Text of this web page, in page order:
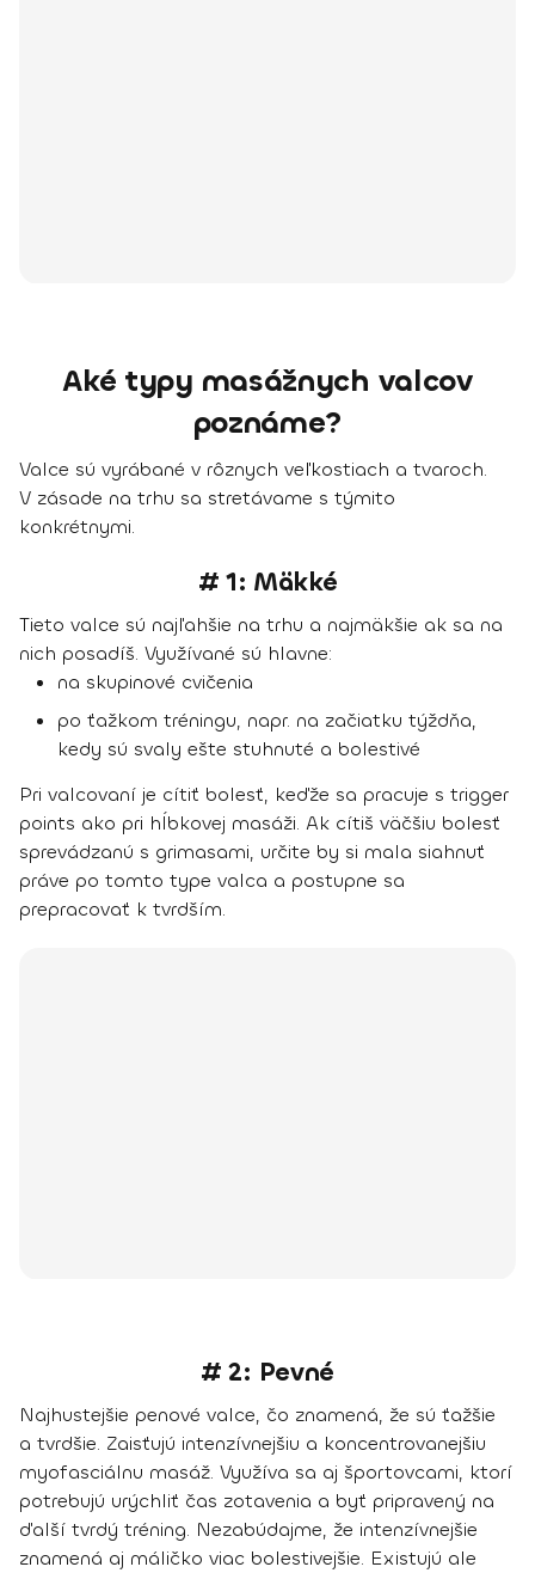
Aké typy masážnych valcov
poznáme?
Valce sú vyrábané v rôznych veľkostiach a tvaroch.
V zásade na trhu sa stretávame s týmito
konkrétnymi.
# 1: Mäkké
Tieto valce sú najľahšie na trhu a najmäkšie ak sa na
nich posadíš. Využívané sú hlavne:
na skupinové cvičenia
po ťažkom tréningu, napr. na začiatku týždňa,
kedy sú svaly ešte stuhnuté a bolestivé
Pri valcovaní je cítiť bolesť, keďže sa pracuje s trigger
points ako pri hĺbkovej masáži. Ak cítiš väčšiu bolesť
sprevádzanú s grimasami, určite by si mala siahnuť
práve po tomto type valca a postupne sa
prepracovať k tvrdším.
# 2: Pevné
Najhustejšie penové valce, čo znamená, že sú ťažšie
a tvrdšie. Zaisťujú intenzívnejšiu a koncentrovanejšiu
myofasciálnu masáž. Využíva sa aj športovcami, ktorí
potrebujú urýchliť čas zotavenia a byť pripravený na
ďalší tvrdý tréning. Nezabúdajme, že intenzívnejšie
znamená aj máličko viac bolestivejšie. Existujú ale